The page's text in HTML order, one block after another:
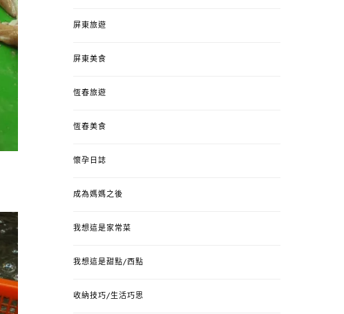
屏東旅遊
屏東美食
恆春旅遊
恆春美食
懷孕日誌
成為媽媽之後
我想這是家常菜
我想這是甜點/西點
收納技巧/生活巧思